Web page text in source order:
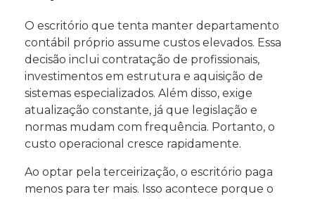
O escritório que tenta manter departamento
contábil próprio assume custos elevados. Essa
decisão inclui contratação de profissionais,
investimentos em estrutura e aquisição de
sistemas especializados. Além disso, exige
atualização constante, já que legislação e
normas mudam com frequência. Portanto, o
custo operacional cresce rapidamente.
Ao optar pela terceirização, o escritório paga
menos para ter mais. Isso acontece porque o